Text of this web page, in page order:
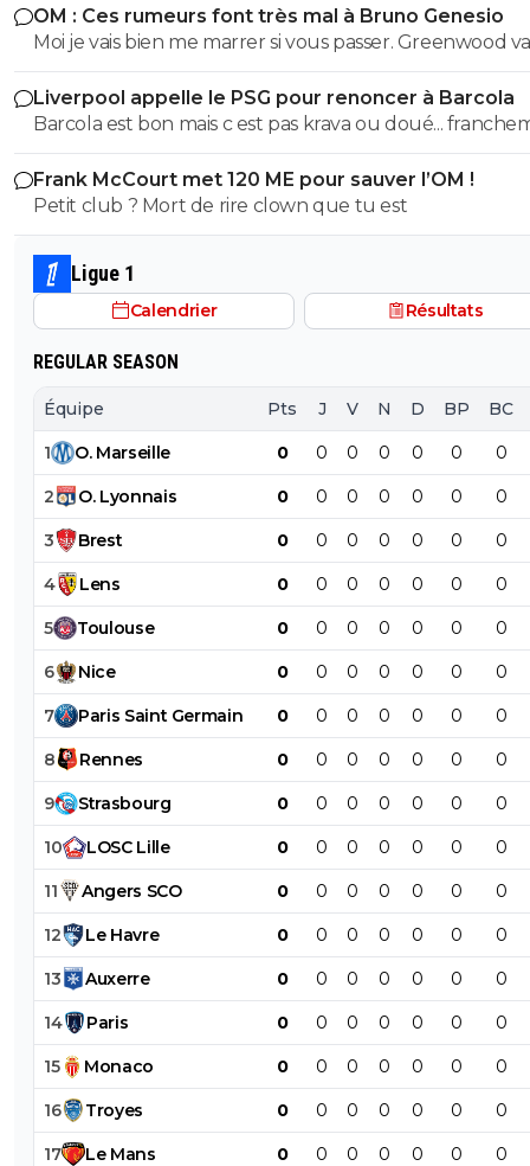
OM : Ces rumeurs font très mal à Bruno Genesio
Moi je vais bien me marrer si vous passer. Greenwood
vous exploser
Liverpool appelle le PSG pour renoncer à Barcola
Barcola est bon mais c est pas krava ou doué... franchement
150 merci pour tout bonne suite ....akliouche fera aussi
Frank McCourt met 120 ME pour sauver l’OM !
Petit club ? Mort de rire clown que tu est
Ligue 1
Calendrier Résultats
REGULAR SEASON
Équipe Pts J V N D BP BC
1 O. Marseille 0 0 0 0 0 0 0
2 O. Lyonnais 0 0 0 0 0 0 0
3 Brest 0 0 0 0 0 0 0
4 Lens 0 0 0 0 0 0 0
5 Toulouse 0 0 0 0 0 0 0
6 Nice 0 0 0 0 0 0 0
7 Paris Saint Germain 0 0 0 0 0 0 0
8 Rennes 0 0 0 0 0 0 0
9 Strasbourg 0 0 0 0 0 0 0
10 LOSC Lille 0 0 0 0 0 0 0
11 Angers SCO 0 0 0 0 0 0 0
12 Le Havre 0 0 0 0 0 0 0
13 Auxerre 0 0 0 0 0 0 0
14 Paris 0 0 0 0 0 0 0
15 Monaco 0 0 0 0 0 0 0
16 Troyes 0 0 0 0 0 0 0
17 Le Mans 0 0 0 0 0 0 0